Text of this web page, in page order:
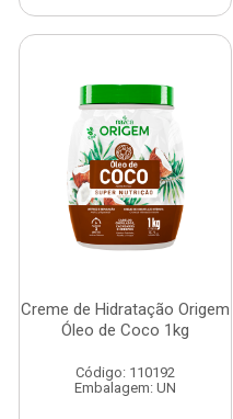
Creme de Hidratação Origem
Óleo de Coco 1kg
Código: 110192
Embalagem: UN